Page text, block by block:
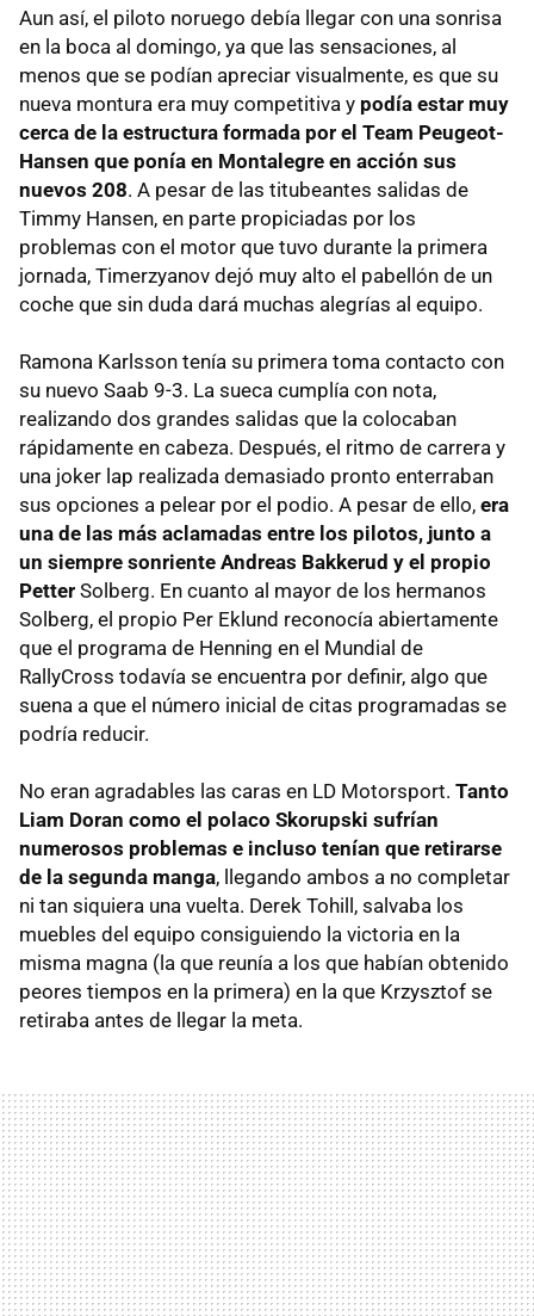
Aun así, el piloto noruego debía llegar con una sonrisa
en la boca al domingo, ya que las sensaciones, al
menos que se podían apreciar visualmente, es que su
nueva montura era muy competitiva y podía estar muy
cerca de la estructura formada por el Team Peugeot-
Hansen que ponía en Montalegre en acción sus
nuevos 208. A pesar de las titubeantes salidas de
Timmy Hansen, en parte propiciadas por los
problemas con el motor que tuvo durante la primera
jornada, Timerzyanov dejó muy alto el pabellón de un
coche que sin duda dará muchas alegrías al equipo.
Ramona Karlsson tenía su primera toma contacto con
su nuevo Saab 9-3. La sueca cumplía con nota,
realizando dos grandes salidas que la colocaban
rápidamente en cabeza. Después, el ritmo de carrera y
una joker lap realizada demasiado pronto enterraban
sus opciones a pelear por el podio. A pesar de ello, era
una de las más aclamadas entre los pilotos, junto a
un siempre sonriente Andreas Bakkerud y el propio
Petter Solberg. En cuanto al mayor de los hermanos
Solberg, el propio Per Eklund reconocía abiertamente
que el programa de Henning en el Mundial de
RallyCross todavía se encuentra por definir, algo que
suena a que el número inicial de citas programadas se
podría reducir.
No eran agradables las caras en LD Motorsport. Tanto
Liam Doran como el polaco Skorupski sufrían
numerosos problemas e incluso tenían que retirarse
de la segunda manga, llegando ambos a no completar
ni tan siquiera una vuelta. Derek Tohill, salvaba los
muebles del equipo consiguiendo la victoria en la
misma magna (la que reunía a los que habían obtenido
peores tiempos en la primera) en la que Krzysztof se
retiraba antes de llegar la meta.